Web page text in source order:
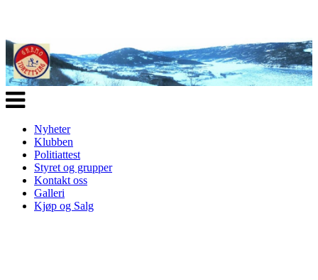
Veksle
navigasjon
Nyheter
Klubben
Politiattest
Styret og grupper
Kontakt oss
Galleri
Kjøp og Salg